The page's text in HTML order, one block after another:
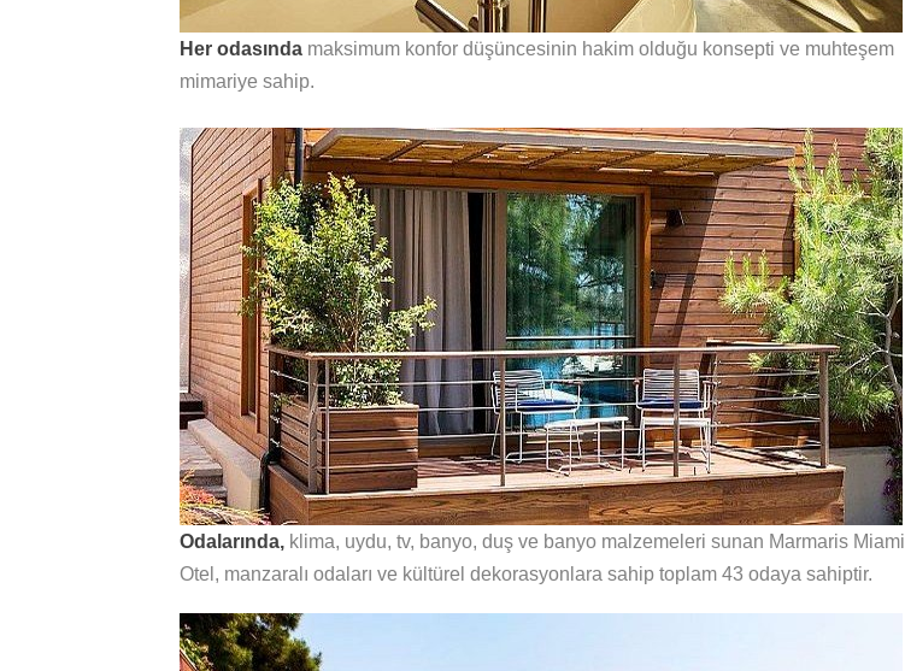
Her odasında maksimum konfor düşüncesinin hakim olduğu konsepti ve muhteşem
mimariye sahip.
Odalarında, klima, uydu, tv, banyo, duş ve banyo malzemeleri sunan Marmaris Miami
Otel, manzaralı odaları ve kültürel dekorasyonlara sahip toplam 43 odaya sahiptir.